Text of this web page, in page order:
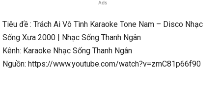
Ads
Tiêu đề : Trách Ai Vô Tình Karaoke Tone Nam – Disco Nhạc
Sống Xưa 2000 | Nhạc Sống Thanh Ngân
Kênh: Karaoke Nhạc Sống Thanh Ngân
Nguồn: https://www.youtube.com/watch?v=zmC81p66f90